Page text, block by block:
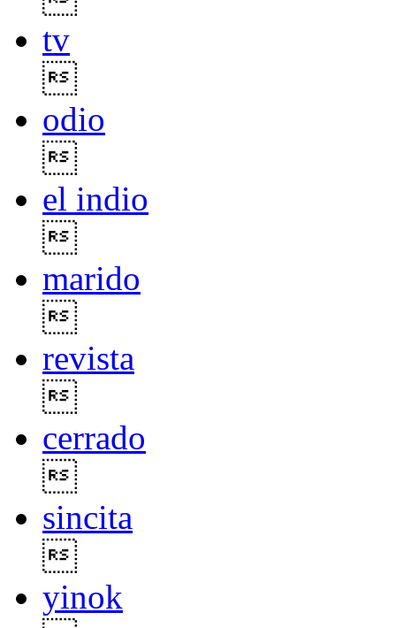
tv
odio
el indio
marido
revista
cerrado
sincita
yinok